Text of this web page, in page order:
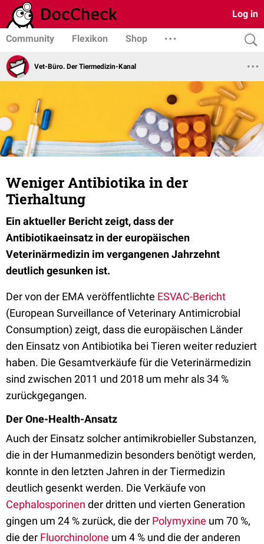
Log in
Community Flexikon Shop
Vet-Büro. Der Tiermedizin-Kanal
Weniger Antibiotika in der
Tierhaltung
Ein aktueller Bericht zeigt, dass der
Antibiotikaeinsatz in der europäischen
Veterinärmedizin im vergangenen Jahrzehnt
deutlich gesunken ist.
Der von der EMA veröffentlichte ESVAC-Bericht
(European Surveillance of Veterinary Antimicrobial
Consumption) zeigt, dass die europäischen Länder
den Einsatz von Antibiotika bei Tieren weiter reduziert
haben. Die Gesamtverkäufe für die Veterinärmedizin
sind zwischen 2011 und 2018 um mehr als 34 %
zurückgegangen.
Der One-Health-Ansatz
Auch der Einsatz solcher antimikrobieller Substanzen,
die in der Humanmedizin besonders benötigt werden,
konnte in den letzten Jahren in der Tiermedizin
deutlich gesenkt werden. Die Verkäufe von
Cephalosporinen der dritten und vierten Generation
gingen um 24 % zurück, die der Polymyxine um 70 %,
die der Fluorchinolone um 4 % und die der anderen